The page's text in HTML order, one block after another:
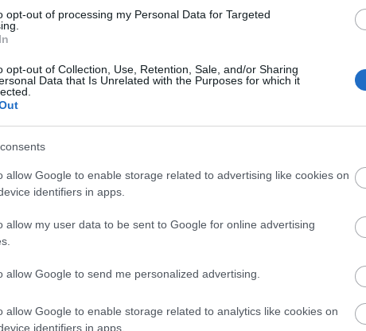
opt-out of processing my Personal Data for Targeted
opt-out of Collection, Use, Retention, Sale, and/or Sharing
Data that Is Unrelated with the Purposes for which it
allow Google to enable storage related to advertising like cookies on
identifiers in apps.
allow my user data to be sent to Google for online advertising
allow Google to send me personalized advertising.
allow Google to enable storage related to analytics like cookies on
identifiers in apps.
a Belmondo előzenekaraként.
– fellépési lehetőség az Athe Sam Roma
Alapfokú Művészeti Iskola Zenekara (komolyzene)
valamint Klubkoncert a Marschall
Mika Tivadar Mulatóban és a Szimpla Kertben.
a Hátsó Kapuban.